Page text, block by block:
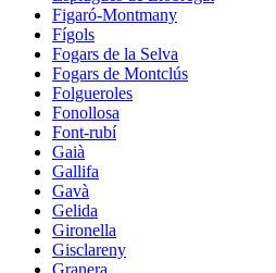
Figaró-Montmany
Fígols
Fogars de la Selva
Fogars de Montclús
Folgueroles
Fonollosa
Font-rubí
Gaià
Gallifa
Gavà
Gelida
Gironella
Gisclareny
Granera